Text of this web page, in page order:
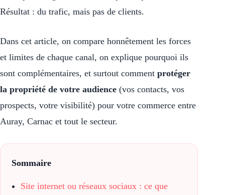
Résultat : du trafic, mais pas de clients.
Dans cet article, on compare honnêtement les forces
et limites de chaque canal, on explique pourquoi ils
sont complémentaires, et surtout comment protéger
la propriété de votre audience (vos contacts, vos
prospects, votre visibilité) pour votre commerce entre
Auray, Carnac et tout le secteur.
Sommaire
Site internet ou réseaux sociaux : ce que